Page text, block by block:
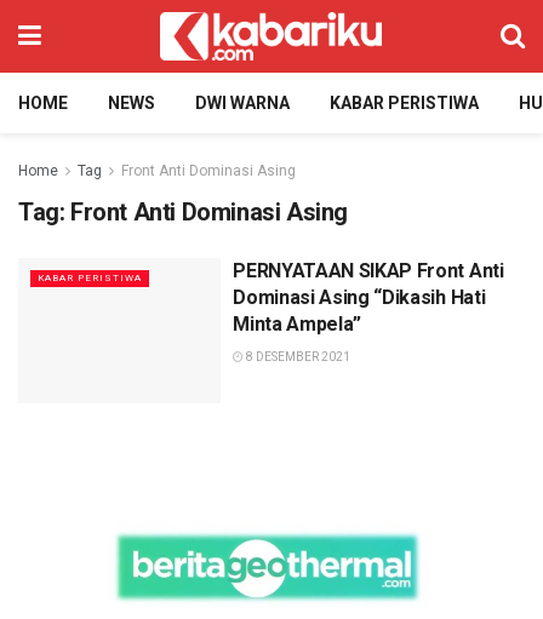
HOME NEWS DWI WARNA KABAR PERISTIWA
Home Tag Front Anti Dominasi Asing
Tag: Front Anti Dominasi Asing
KABAR PERISTIWA
PERNYATAAN SIKAP Front Anti
Dominasi Asing “Dikasih Hati
Minta Ampela”
8 DESEMBER 2021